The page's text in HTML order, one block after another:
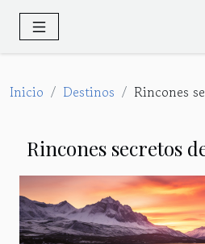
Inicio Destinos Rincones
Rincones secretos